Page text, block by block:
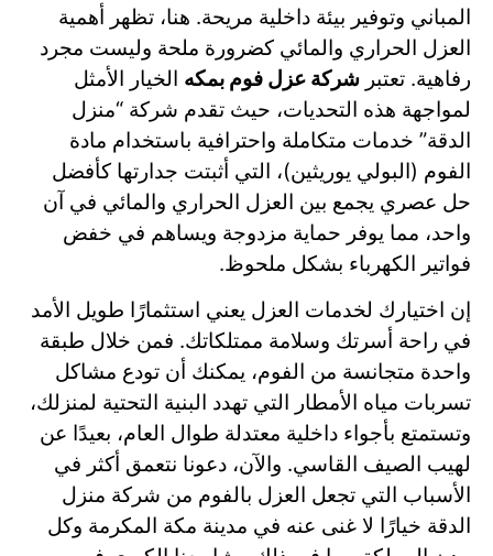
المباني وتوفير بيئة داخلية مريحة. هنا، تظهر أهمية
العزل الحراري والمائي كضرورة ملحة وليست مجرد
رفاهية. تعتبر شركة عزل فوم بمكه الخيار الأمثل
لمواجهة هذه التحديات، حيث تقدم شركة “منزل
الدقة” خدمات متكاملة واحترافية باستخدام مادة
الفوم (البولي يوريثين)، التي أثبتت جدارتها كأفضل
حل عصري يجمع بين العزل الحراري والمائي في آن
واحد، مما يوفر حماية مزدوجة ويساهم في خفض
فواتير الكهرباء بشكل ملحوظ.
إن اختيارك لخدمات العزل يعني استثمارًا طويل الأمد
في راحة أسرتك وسلامة ممتلكاتك. فمن خلال طبقة
واحدة متجانسة من الفوم، يمكنك أن تودع مشاكل
تسربات مياه الأمطار التي تهدد البنية التحتية لمنزلك،
وتستمتع بأجواء داخلية معتدلة طوال العام، بعيدًا عن
لهيب الصيف القاسي. والآن، دعونا نتعمق أكثر في
الأسباب التي تجعل العزل بالفوم من شركة منزل
الدقة خيارًا لا غنى عنه في مدينة مكة المكرمة وكل